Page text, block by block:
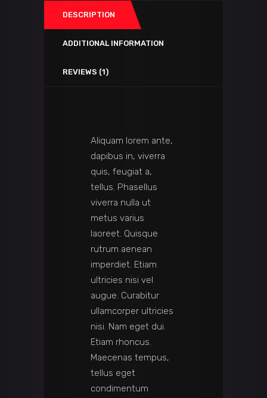
DESCRIPTION
ADDITIONAL INFORMATION
REVIEWS (1)
Aliquam lorem ante,
dapibus in, viverra
quis, feugiat a,
tellus. Phasellus
viverra nulla ut
metus varius
laoreet. Quisque
rutrum aenean
imperdiet. Etiam
ultricies nisi vel
augue. Curabitur
ullamcorper ultricies
nisi. Nam eget dui.
Etiam rhoncus.
Maecenas tempus,
tellus eget
condimentum